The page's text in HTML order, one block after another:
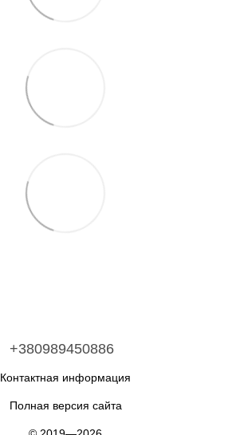
+380989450886
Контактная информация
Полная версия сайта